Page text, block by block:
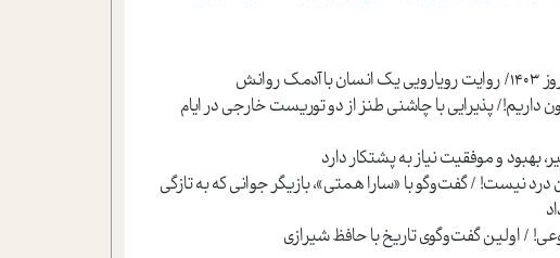
روانش
داریم!/ پذیرایی با چاشنی طنز از دو توریست خارجی در ایام
بهبود و موفقیت نیاز به پشتکار دارد
نیست! / گفت‌و‌گو با «سارا همتی»، بازیگر جوانی که به تازگی
/ اولین گفت‌وگوی تاریخ با حافظ شیرازی